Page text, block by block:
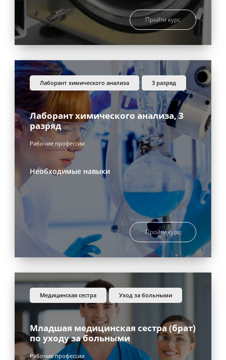
Пройти курс
лаборант химического анализа 3 разряд
Лаборант химического анализа, 3
разряд
Рабочие профессии
Необходимые навыки
Пройти курс
медицинская сестра уход за больными
Младшая медицинская сестра (брат)
по уходу за больными
Рабочие профессии